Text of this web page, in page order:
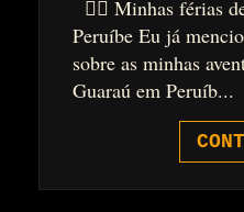
🏃‍♂️ Minhas férias
Peruíbe Eu já
sobre as minhas
Guaraú em Peruíb...